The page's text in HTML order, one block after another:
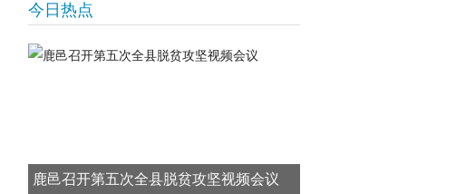
今日热点
鹿邑召开第五次全县脱贫攻坚视频会议